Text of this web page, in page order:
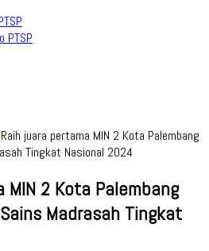
PTSP
Raih juara pertama MIN 2 Kota Palembang
Tingkat Nasional 2024
2 Kota Palembang
Madrasah Tingkat